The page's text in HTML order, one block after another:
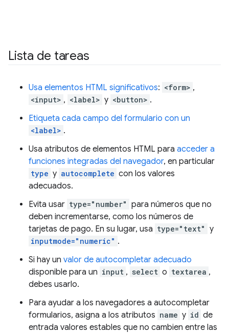
Lista de tareas
Usa elementos HTML significativos: <form> ,
<input> , <label> y <button> .
Etiqueta cada campo del formulario con un
<label> .
Usa atributos de elementos HTML para acceder a
funciones integradas del navegador, en particular
type y autocomplete con los valores
adecuados.
Evita usar type="number" para números que no
deben incrementarse, como los números de
tarjetas de pago. En su lugar, usa type="text" y
inputmode="numeric" .
Si hay un valor de autocompletar adecuado
disponible para un input , select o textarea ,
debes usarlo.
Para ayudar a los navegadores a autocompletar
formularios, asigna a los atributos name y id de
entrada valores estables que no cambien entre las